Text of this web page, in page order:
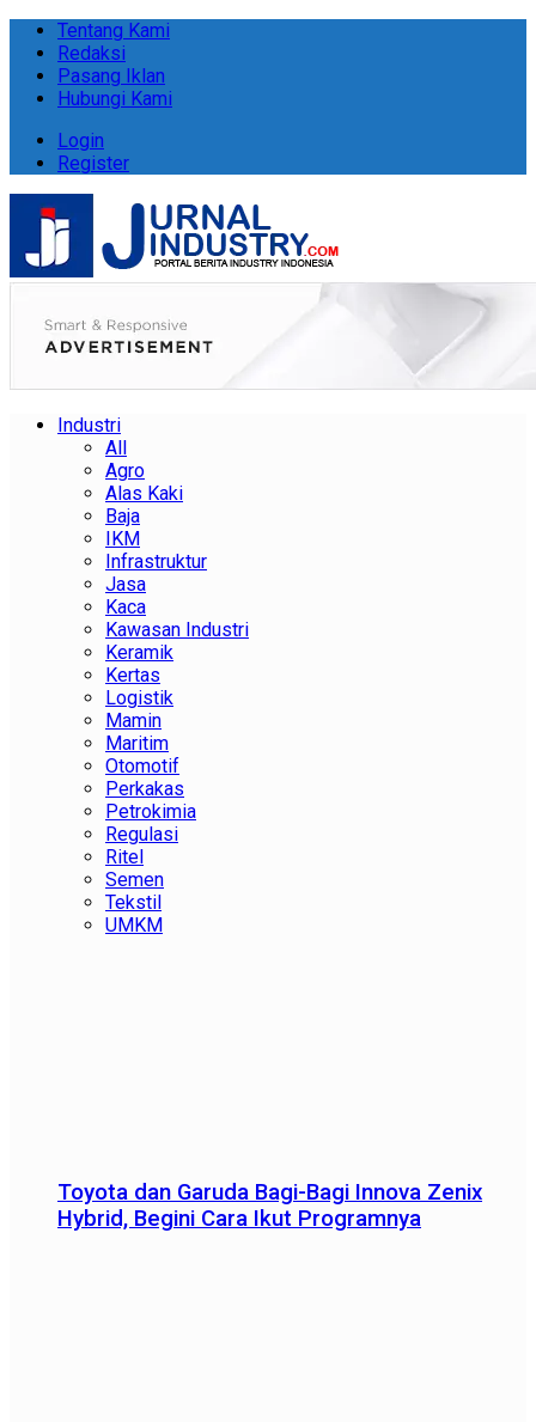
Tentang Kami
Redaksi
Pasang Iklan
Hubungi Kami
Login
Register
Industri
All
Agro
Alas Kaki
Baja
IKM
Infrastruktur
Jasa
Kaca
Kawasan Industri
Keramik
Kertas
Logistik
Mamin
Maritim
Otomotif
Perkakas
Petrokimia
Regulasi
Ritel
Semen
Tekstil
UMKM
Toyota dan Garuda Bagi-Bagi Innova Zenix
Hybrid, Begini Cara Ikut Programnya